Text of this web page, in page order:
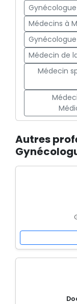
Médecins à
Médecin de
Médecin
Autres